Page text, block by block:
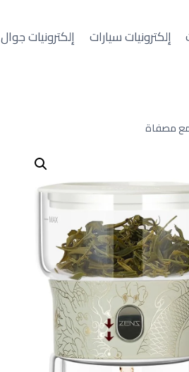
إلكترونيات سيارات إلكترونيات جوال
مع مصفاة